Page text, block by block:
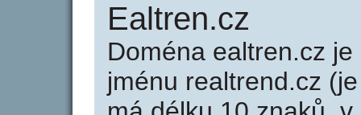
Ealtren.cz
Doména ealtren.cz
jménu realtrend.cz